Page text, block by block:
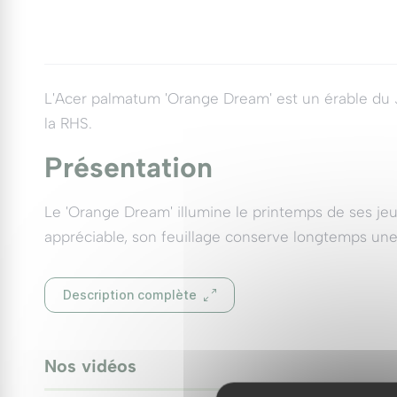
L'Acer palmatum 'Orange Dream' est un érable
la RHS.
Présentation
Le 'Orange Dream' illumine le printemps de ses
appréciable, son feuillage conserve longtemps
De port compact, d'abord dressé puis arrondi, il
toutefois une exposition mesurée, à l'abri du soleil
Fiche technique
2,5 à 3 m
Description complète
Nos vidéos